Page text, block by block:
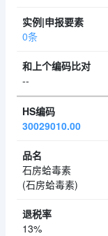
0条
--
30029010.00
石房蛤毒素
(石房蛤毒素)
13%